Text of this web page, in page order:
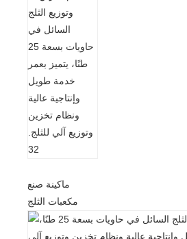
ماكينة صنع
مكعبات الثلج